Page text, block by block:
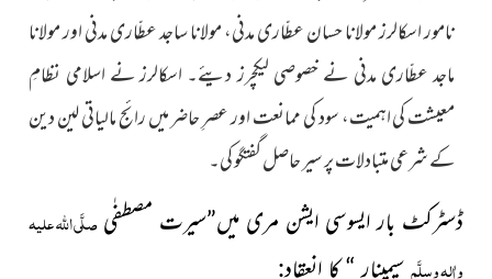
نامور اسکالرز مولانا حسان عطّاری مدنی، مولانا ساجد عطّاری مدنی اور مولانا
ماجد عطّاری مدنی نے خصوصی لیکچرز دیئے۔ اسکالرز نے اسلامی نظامِ
معیشت کی اہمیت، سود کی ممانعت اور عصرِ حاضر میں رائج مالیاتی لین دین
کے شرعی متبادلات پر سیر حاصل گفتگو کی۔
ڈسٹرکٹ بار ایسوسی ایشن مری میں”سیرت مصطفٰی صلَّی اللہ علیہ
واٰلہٖ وسلَّم سیمینار “ کا انعقاد: